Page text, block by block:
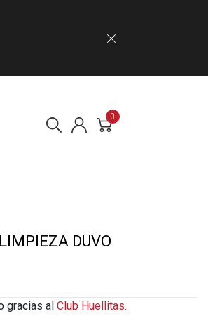
0
DUVO
gracias al Club Huellitas.